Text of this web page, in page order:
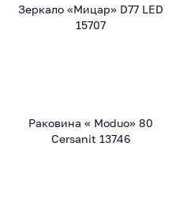
Зеркало «Мицар» D77 LED
15707
Раковина « Moduo» 80
Cersanit 13746